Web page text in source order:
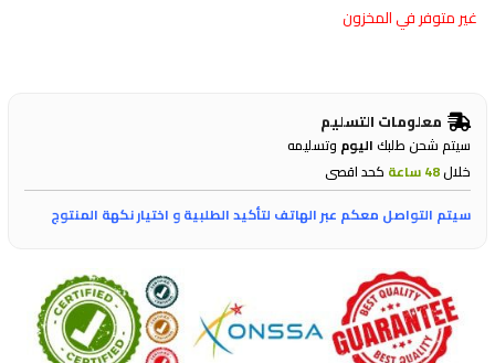
غير متوفر في المخزون
معلومات التسليم
سيتم شحن طلبكاليوم وتسليمه
خلال48 ساعة
كحد اقصى
سيتم التواصل معكم عبر الهاتف لتأكيد الطلبية و اختيار نكهة المنتوج